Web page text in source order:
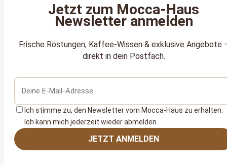
Jetzt zum Mocca‑Haus
Newsletter anmelden
Frische Röstungen, Kaffee‑Wissen & exklusive Angebote
direkt in dein Postfach.
Ich stimme zu, den Newsletter vom Mocca‑Haus zu erhalten.
Ich kann mich jederzeit wieder abmelden.
JETZT ANMELDEN